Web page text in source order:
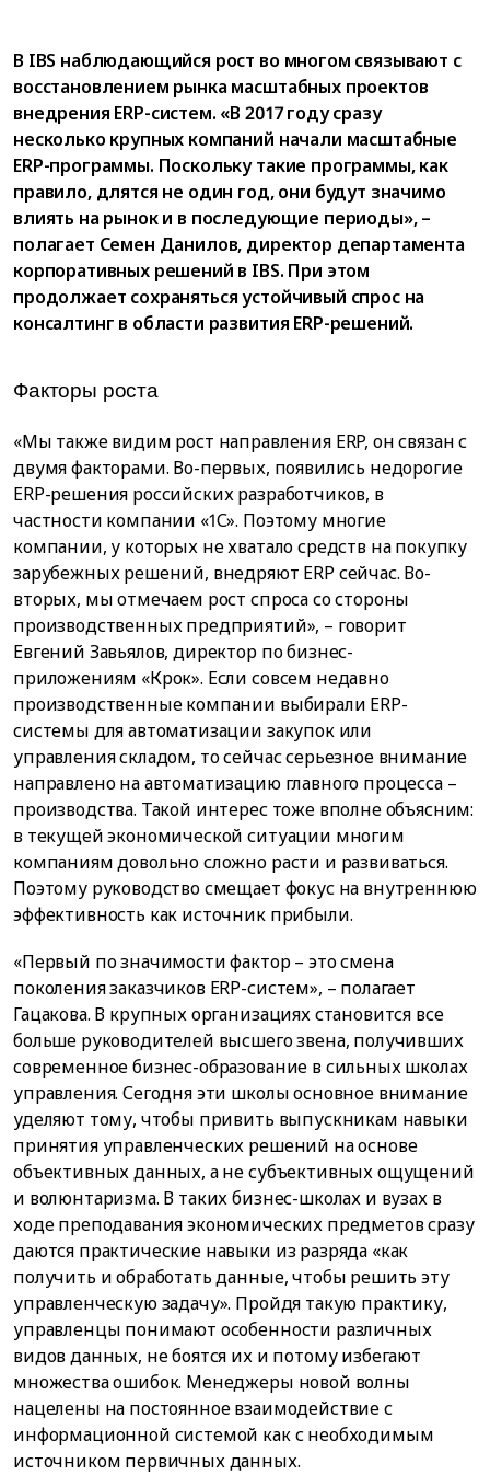
В IBS наблюдающийся рост во многом связывают с
восстановлением рынка масштабных проектов
внедрения ERP-систем. «В 2017 году сразу
несколько крупных компаний начали масштабные
ERP-программы. Поскольку такие программы, как
правило, длятся не один год, они будут значимо
влиять на рынок и в последующие периоды», –
полагает Семен Данилов, директор департамента
корпоративных решений в IBS. При этом
продолжает сохраняться устойчивый спрос на
консалтинг в области развития ERP-решений.
Факторы роста
«Мы также видим рост направления ERP, он связан с
двумя факторами. Во-первых, появились недорогие
ERP-решения российских разработчиков, в
частности компании «1С». Поэтому многие
компании, у которых не хватало средств на покупку
зарубежных решений, внедряют ERP сейчас. Во-
вторых, мы отмечаем рост спроса со стороны
производственных предприятий», – говорит
Евгений Завьялов, директор по бизнес-
приложениям «Крок». Если совсем недавно
производственные компании выбирали ERP-
системы для автоматизации закупок или
управления складом, то сейчас серьезное внимание
направлено на автоматизацию главного процесса –
производства. Такой интерес тоже вполне объясним:
в текущей экономической ситуации многим
компаниям довольно сложно расти и развиваться.
Поэтому руководство смещает фокус на внутреннюю
эффективность как источник прибыли.
«Первый по значимости фактор – это смена
поколения заказчиков ERP-систем», – полагает
Гацакова. В крупных организациях становится все
больше руководителей высшего звена, получивших
современное бизнес-образование в сильных школах
управления. Сегодня эти школы основное внимание
уделяют тому, чтобы привить выпускникам навыки
принятия управленческих решений на основе
объективных данных, а не субъективных ощущений
и волюнтаризма. В таких бизнес-школах и вузах в
ходе преподавания экономических предметов сразу
даются практические навыки из разряда «как
получить и обработать данные, чтобы решить эту
управленческую задачу». Пройдя такую практику,
управленцы понимают особенности различных
видов данных, не боятся их и потому избегают
множества ошибок. Менеджеры новой волны
нацелены на постоянное взаимодействие с
информационной системой как с необходимым
источником первичных данных.